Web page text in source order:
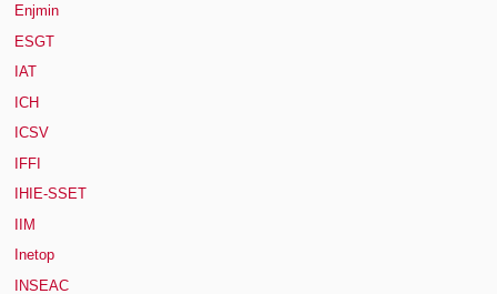
Enjmin
ESGT
IAT
ICH
ICSV
IFFI
IHIE-SSET
IIM
Inetop
INSEAC